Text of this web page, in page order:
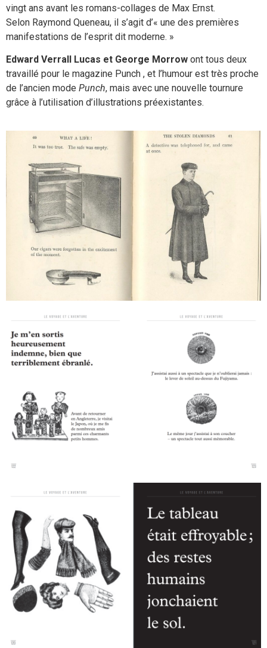
vingt ans avant les romans-collages de Max Ernst.
Selon Raymond Queneau, il s’agit d’« une des premières
manifestations de l’esprit dit moderne. »
Edward Verrall Lucas et George Morrow ont tous deux
travaillé pour le magazine Punch , et l’humour est très proche
de l’ancien mode Punch, mais avec une nouvelle tournure
grâce à l’utilisation d’illustrations préexistantes.